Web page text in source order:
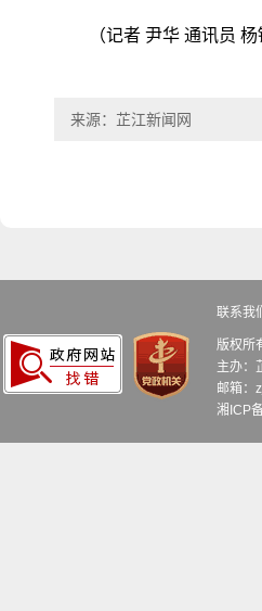
（记者 尹华 通讯员 杨
来源：芷江新闻网
联系我们
版权所
主办：
邮箱：
湘ICP